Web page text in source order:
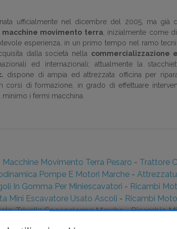
ufficialmente nel dicembre del 2005, ma già
macchine movimento terra, inizialmente come
esperienza, in un primo tempo nel ramo
dalla società nella commercializzazione
ed internazionali; attualmente la
dispone di ampia ed attrezzata officina per
corsi di formazione, in grado di effettuare
i fermi macchina.
Macchine Movimento Terra Pesaro - Trattore
Pompe E Motori Marche -
In Gomma Per Miniescavatori - Ricambi
Mini Escavatore Usato Ascoli - Ricambi
Trivella Spaccalegna Marche-Ricambio